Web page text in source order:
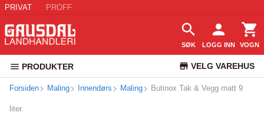
PRIVAT PROFF
SØK LOGG INN VOGN
PRODUKTER VELG VAREHUS
KUNDESERVICE
Forsiden Maling Innendørs Maling Butinox Tak & Vegg matt 9
liter.